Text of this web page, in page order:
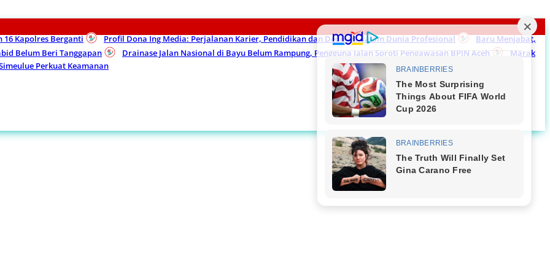
16 Kapolres Berganti
Profil Dona Ing Media: Perjalanan Karier, Pendidikan dan Dedikasi dalam Dunia Profesional
Baru Menjabat,
Belum Beri Tanggapan
Drainase Jalan Nasional di Bayu Belum Rampung, Pengguna Jalan Soroti Pengawasan BPJN Aceh
Marak
Perkuat Keamanan